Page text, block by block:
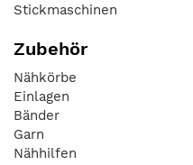
Stickmaschinen
Zubehör
Nähkörbe
Einlagen
Bänder
Garn
Nähhilfen